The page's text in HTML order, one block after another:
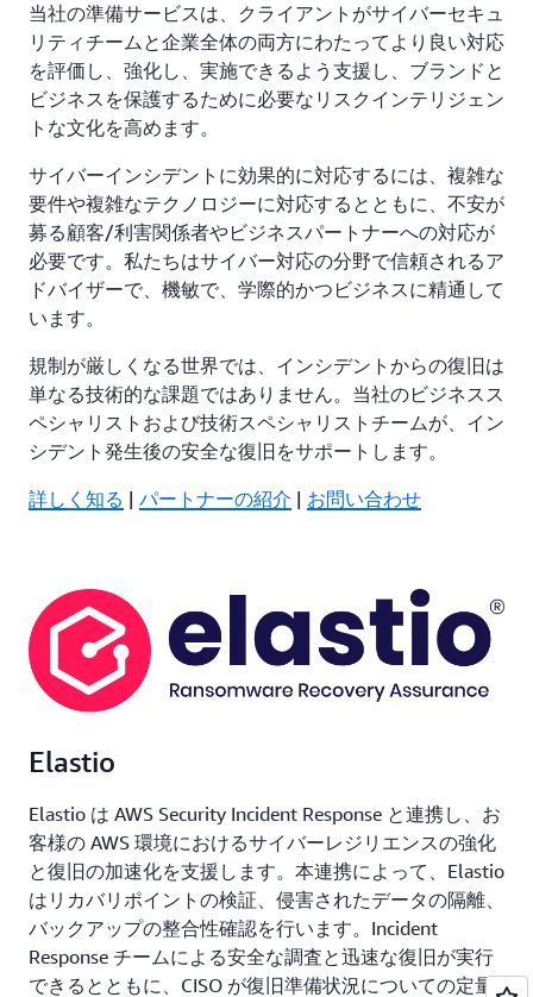
当社の準備サービスは、クライアントがサイバーセキュ
リティチームと企業全体の両方にわたってより良い対応
を評価し、強化し、実施できるよう支援し、ブランドと
ビジネスを保護するために必要なリスクインテリジェン
トな文化を高めます。
サイバーインシデントに効果的に対応するには、複雑な
要件や複雑なテクノロジーに対応するとともに、不安が
募る顧客/利害関係者やビジネスパートナーへの対応が
必要です。私たちはサイバー対応の分野で信頼されるア
ドバイザーで、機敏で、学際的かつビジネスに精通して
います。
規制が厳しくなる世界では、インシデントからの復旧は
単なる技術的な課題ではありません。当社のビジネスス
ペシャリストおよび技術スペシャリストチームが、イン
シデント発生後の安全な復旧をサポートします。
詳しく知る | パートナーの紹介 | お問い合わせ
Elastio
Elastio は AWS Security Incident Response と連携し、お
客様の AWS 環境におけるサイバーレジリエンスの強化
と復旧の加速化を支援します。本連携によって、Elastio
はリカバリポイントの検証、侵害されたデータの隔離、
バックアップの整合性確認を行います。Incident
Response チームによる安全な調査と迅速な復旧が実行
できるとともに、CISO が復旧準備状況についての定量